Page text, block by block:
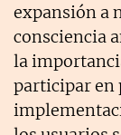
expansión a
consciencia
la
participar en